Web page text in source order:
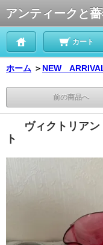
アンティークと
カート
ホーム ＞ NEW
前の商品へ
ヴィクトリア
ト